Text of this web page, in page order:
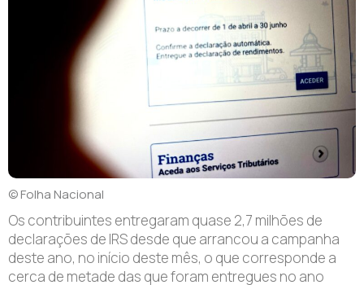
© Folha Nacional
Os contribuintes entregaram quase 2,7 milhões de
declarações de IRS desde que arrancou a campanha
deste ano, no início deste mês, o que corresponde a
cerca de metade das que foram entregues no ano